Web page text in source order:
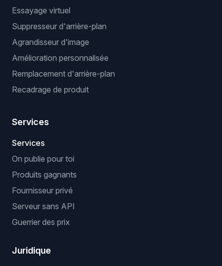
Essayage virtuel
Suppresseur d'arrière-plan
Agrandisseur d'image
Amélioration personnalisée
Remplacement d'arrière-plan
Recadrage de produit
Services
Services
On publie pour toi
Produits gagnants
Fournisseur privé
Serveur sans API
Guerrier des prix
Juridique